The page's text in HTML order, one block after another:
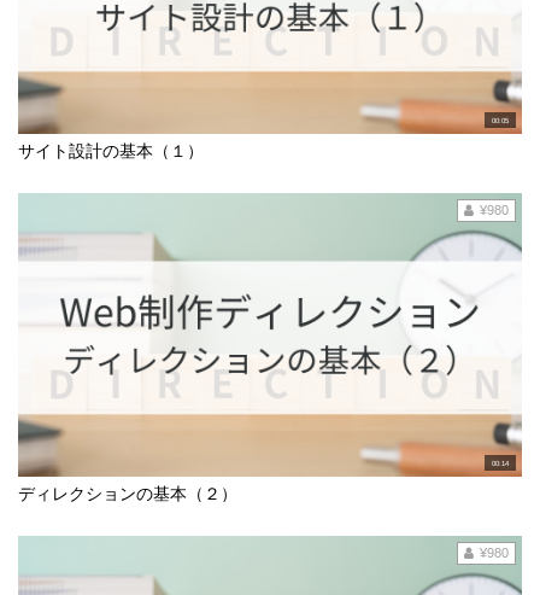
00:05
サイト設計の基本（１）
00:14
ディレクションの基本（２）
¥980
¥980